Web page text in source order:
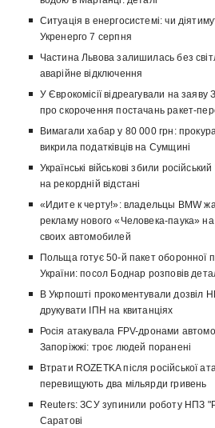
Ситуація в енергосистемі: чи
Укренерго 7 серпня
Частина Львова залишилась без
аварійне відключення
У Єврокомісії відреагували на заяву
про скорочення постачань ракет-
Вимагали хабар у 80 000 грн:
викрила податківців на Сумщині
Українські військові збили
на рекордній відстані
«Идите к черту!»: владельцы BMW
рекламу нового «Человека-паука»
своих автомобилей
Польща готує 50-й пакет оборонної
України: посол Боднар розповів
В Укрпошті прокоментували дозвіл
друкувати ІПН на квитанціях
Росія атакувала FPV-дронами
Запоріжжі: троє людей поранені
Втрати ROZETKA після російської
перевищують два мільярди гривень
Reuters: ЗСУ зупинили роботу НПЗ
Саратові